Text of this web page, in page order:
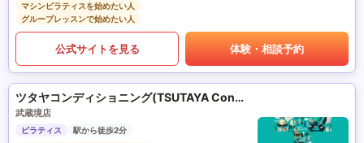
マシンピラティスを始めたい人
グループレッスンで始めたい人
公式サイトを見る 体験・相談予約
ツタヤコンディショニング(TSUTAYA Conditioning)PILATES
武蔵境店
ピラティス
駅から徒歩2分